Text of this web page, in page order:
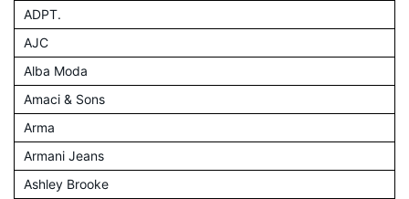
ADPT.
AJC
Alba Moda
Amaci & Sons
Arma
Armani Jeans
Ashley Brooke